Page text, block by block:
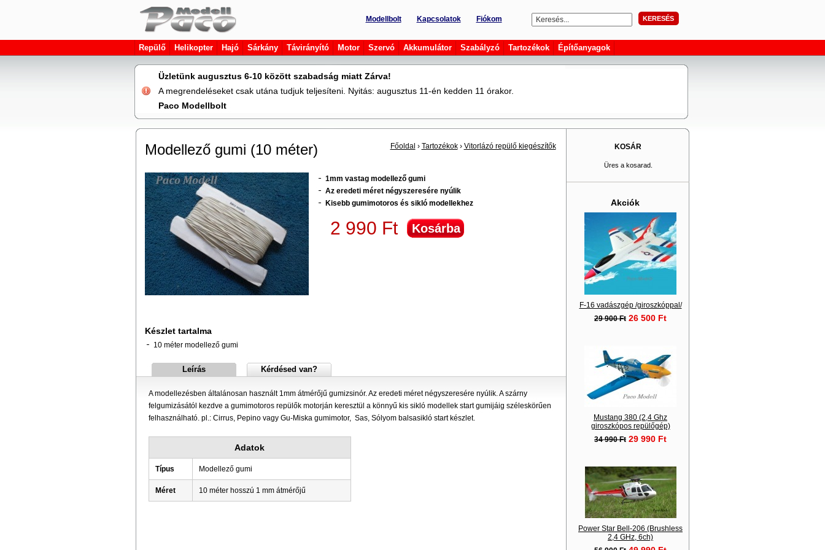
Modellbolt Kapcsolatok Fiókom KERESÉS
Repülő Helikopter Hajó Sárkány Távirányító Motor Szervó Akkumulátor Szabályzó Tartozékok Építőanyagok
Üzletünk augusztus 6-10 között szabadság miatt Zárva!
A megrendeléseket csak utána tudjuk teljesíteni. Nyitás: augusztus 11-én kedden 11 órakor.
Paco Modellbolt
Főoldal › Tartozékok › Vitorlázó repülő kiegészítők
Modellező gumi (10 méter)
1mm vastag modellező gumi
Az eredeti méret négyszeresére nyúlik
Kisebb gumimotoros és sikló modellekhez
2 990 Ft Kosárba
Készlet tartalma
10 méter modellező gumi
Leírás Kérdésed van?
A modellezésben általánosan használt 1mm átmérőjű gumizsinór. Az eredeti méret négyszeresére nyúlik. A szárny
felgumizásától kezdve a gumimotoros repülők motorján keresztül a könnyű kis sikló modellek start gumijáig széleskörűen
felhasználható. pl.: Cirrus, Pepino vagy Gu-Miska gumimotor, Sas, Sólyom balsasikló start készlet.
Adatok
Típus Modellező gumi
Méret 10 méter hosszú 1 mm átmérőjű
KOSÁR
Üres a kosarad.
Akciók
F-16 vadászgép /giroszkóppal/
29 900 Ft 26 500 Ft
Mustang 380 (2,4 Ghz
giroszkópos repülőgép)
34 990 Ft 29 990 Ft
Power Star Bell-206 (Brushless
2,4 GHz, 6ch)